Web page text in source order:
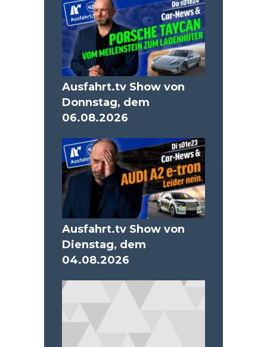
Ausfahrt.tv Show von
Donnstag, dem
06.08.2026
Ausfahrt.tv Show von
Dienstag, dem
04.08.2026